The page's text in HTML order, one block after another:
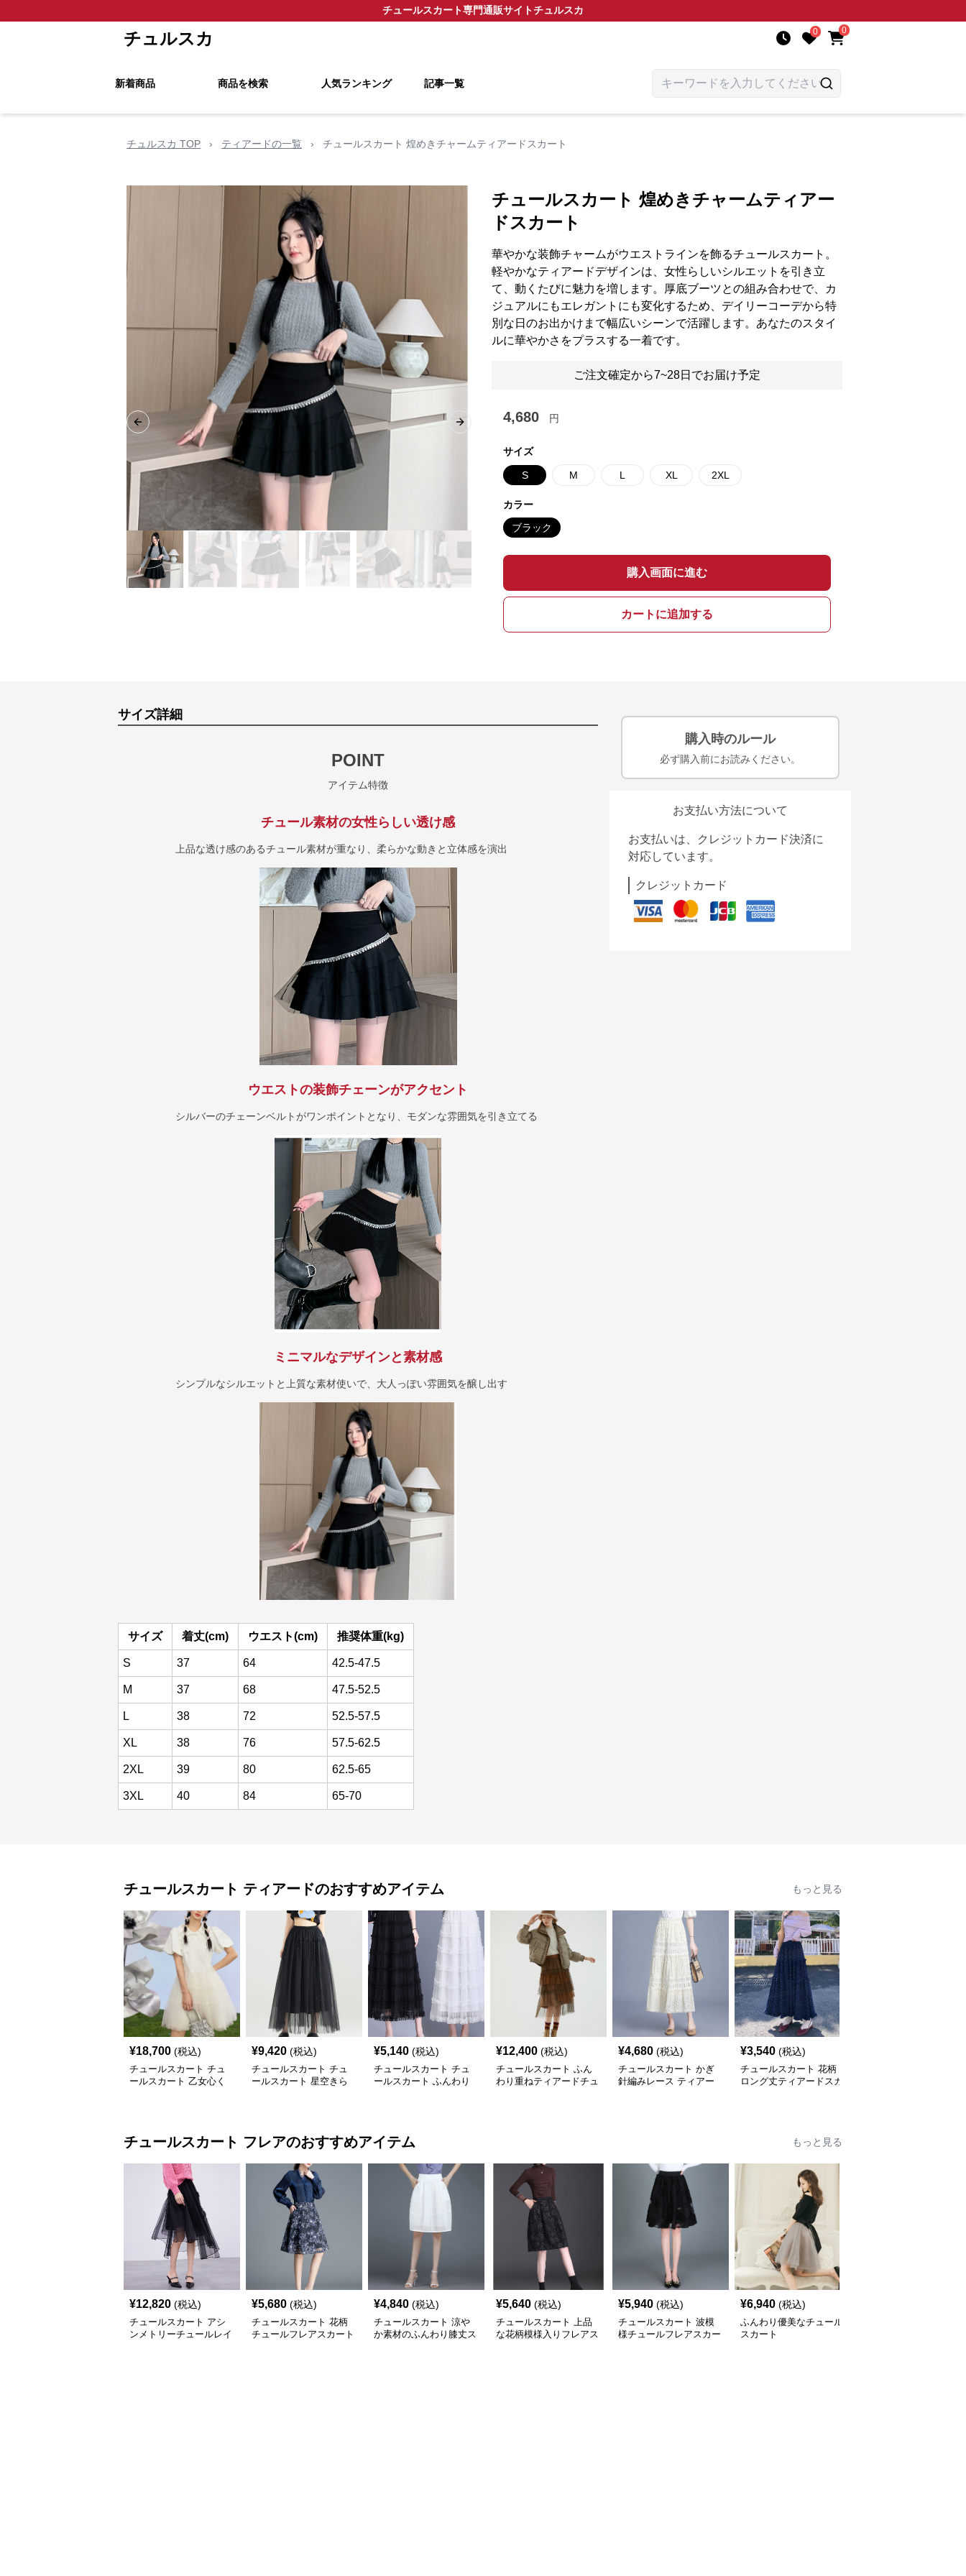
チュールスカート専門通販サイトチュルスカ
チュルスカ 0 0
新着商品 商品を検索 人気ランキング 記事一覧
チュルスカ TOP › ティアードの一覧 › チュールスカート 煌めきチャームティアードスカート
Previous slide Next slide
チュールスカート 煌めきチャームティアー
ドスカート
華やかな装飾チャームがウエストラインを飾るチュールスカート。
軽やかなティアードデザインは、女性らしいシルエットを引き立
て、動くたびに魅力を増します。厚底ブーツとの組み合わせで、カ
ジュアルにもエレガントにも変化するため、デイリーコーデから特
別な日のお出かけまで幅広いシーンで活躍します。あなたのスタイ
ルに華やかさをプラスする一着です。
ご注文確定から7~28日でお届け予定
4,680 円
サイズ
S M L XL 2XL
カラー
ブラック
購入画面に進む
カートに追加する
サイズ詳細
POINT
アイテム特徴
チュール素材の女性らしい透け感
上品な透け感のあるチュール素材が重なり、柔らかな動きと立体感を演出
ウエストの装飾チェーンがアクセント
シルバーのチェーンベルトがワンポイントとなり、モダンな雰囲気を引き立てる
ミニマルなデザインと素材感
シンプルなシルエットと上質な素材使いで、大人っぽい雰囲気を醸し出す
サイズ 着丈(cm) ウエスト(cm) 推奨体重(kg)
S 37 64 42.5-47.5
M 37 68 47.5-52.5
L 38 72 52.5-57.5
XL 38 76 57.5-62.5
2XL 39 80 62.5-65
3XL 40 84 65-70
購入時のルール
必ず購入前にお読みください。
お支払い方法について
お支払いは、クレジットカード決済に
対応しています。
クレジットカード
チュールスカート ティアードのおすすめアイテム もっと見る
¥18,700 (税込)
チュールスカート チュ
ールスカート 乙女心く
¥9,420 (税込)
チュールスカート チュ
ールスカート 星空きら
¥5,140 (税込)
チュールスカート チュ
ールスカート ふんわり
¥12,400 (税込)
チュールスカート ふん
わり重ねティアードチュ
¥4,680 (税込)
チュールスカート かぎ
針編みレース ティアー
¥3,540 (税込)
チュールスカート 花柄
ロング丈ティアードスカ
チュールスカート フレアのおすすめアイテム もっと見る
¥12,820 (税込)
チュールスカート アシ
ンメトリーチュールレイ
¥5,680 (税込)
チュールスカート 花柄
チュールフレアスカート
¥4,840 (税込)
チュールスカート 涼や
か素材のふんわり膝丈ス
¥5,640 (税込)
チュールスカート 上品
な花柄模様入りフレアス
¥5,940 (税込)
チュールスカート 波模
様チュールフレアスカー
¥6,940 (税込)
ふんわり優美なチュール
スカート